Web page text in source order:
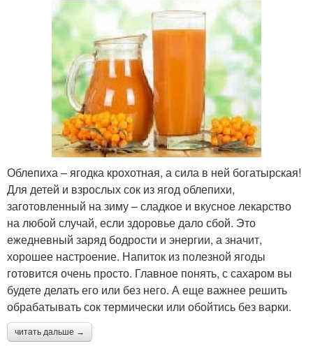
Облепиха – ягодка крохотная, а сила в ней богатырская!
Для детей и взрослых сок из ягод облепихи,
заготовленный на зиму – сладкое и вкусное лекарство
на любой случай, если здоровье дало сбой. Это
ежедневный заряд бодрости и энергии, а значит,
хорошее настроение. Напиток из полезной ягоды
готовится очень просто. Главное понять, с сахаром вы
будете делать его или без него. А еще важнее решить
обрабатывать сок термически или обойтись без варки.
читать дальше →